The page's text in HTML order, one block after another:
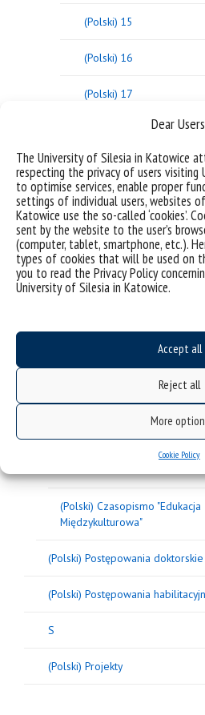
Dear
The University of Silesia in Katowice
respecting the privacy of users visiting
to optimise services, enable proper
settings of individual users, websites
Katowice use the so-called ‘cookies’.
sent by the website to the user’s
(computer, tablet, smartphone, etc.).
types of cookies that will be used on
you to read the Privacy Policy
University of Silesia in Katowice.
Accept all
Reject all
More
Cookie Policy
(Polski) 15
(Polski) 16
(Polski) 17
(Polski) 19
(Polski) 20
(Polski) 21
(Polski) 22
(Polski) 11. E-learning and
(Polski) Czasopismo "Edukacja
Międzykulturowa"
(Polski) Postępowania doktorskie
(Polski) Postępowania
S
(Polski) Projekty